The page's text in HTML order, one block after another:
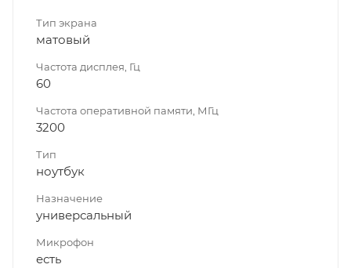
Тип экрана
матовый
Частота дисплея, Гц
60
Частота оперативной памяти, МГц
3200
Тип
ноутбук
Назначение
универсальный
Микрофон
есть